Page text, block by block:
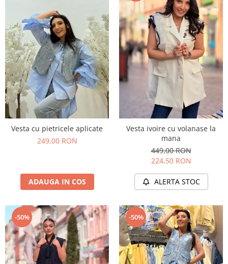
Vesta cu pietricele aplicate
249,00 RON
ADAUGA IN COS
Vesta ivoire cu volanase la
mana
449,00 RON
224,50 RON
ALERTA STOC
-50% -50%